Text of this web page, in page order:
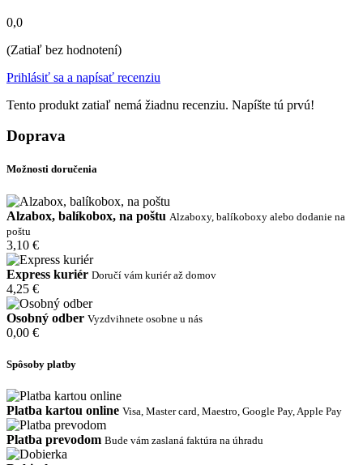
0,0
(Zatiaľ bez hodnotení)
Prihlásiť sa a napísať recenziu
Tento produkt zatiaľ nemá žiadnu recenziu. Napíšte tú prvú!
Doprava
Možnosti doručenia
Alzabox, balíkobox, na poštu Alzaboxy, balíkoboxy alebo dodanie na
poštu
3,10 €
Express kuriér Doručí vám kuriér až domov
4,25 €
Osobný odber Vyzdvihnete osobne u nás
0,00 €
Spôsoby platby
Platba kartou online Visa, Master card, Maestro, Google Pay, Apple Pay
Platba prevodom Bude vám zaslaná faktúra na úhradu